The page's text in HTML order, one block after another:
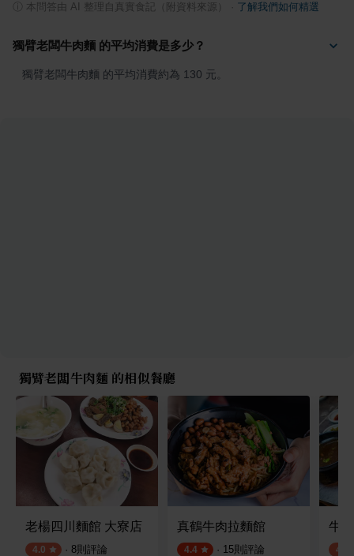
本問答由 AI 整理自真實食記（附資料來源） 了解我們如何精選
獨臂老闆牛肉麵 的平均消費是多少？
獨臂老闆牛肉麵 的平均消費約為 130 元。
獨臂老闆牛肉麵 的相似餐廳
老楊四川麵館 大寮店
4.0 · 8則評論
真鶴牛肉拉麵館
4.4 · 15則評論
牛
4.2